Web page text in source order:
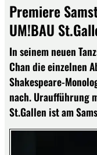
Premiere
UM!BAU
In seinem neuen
Chan die einzelnen
Shakespeare-
nach. Uraufführung
St.Gallen ist am